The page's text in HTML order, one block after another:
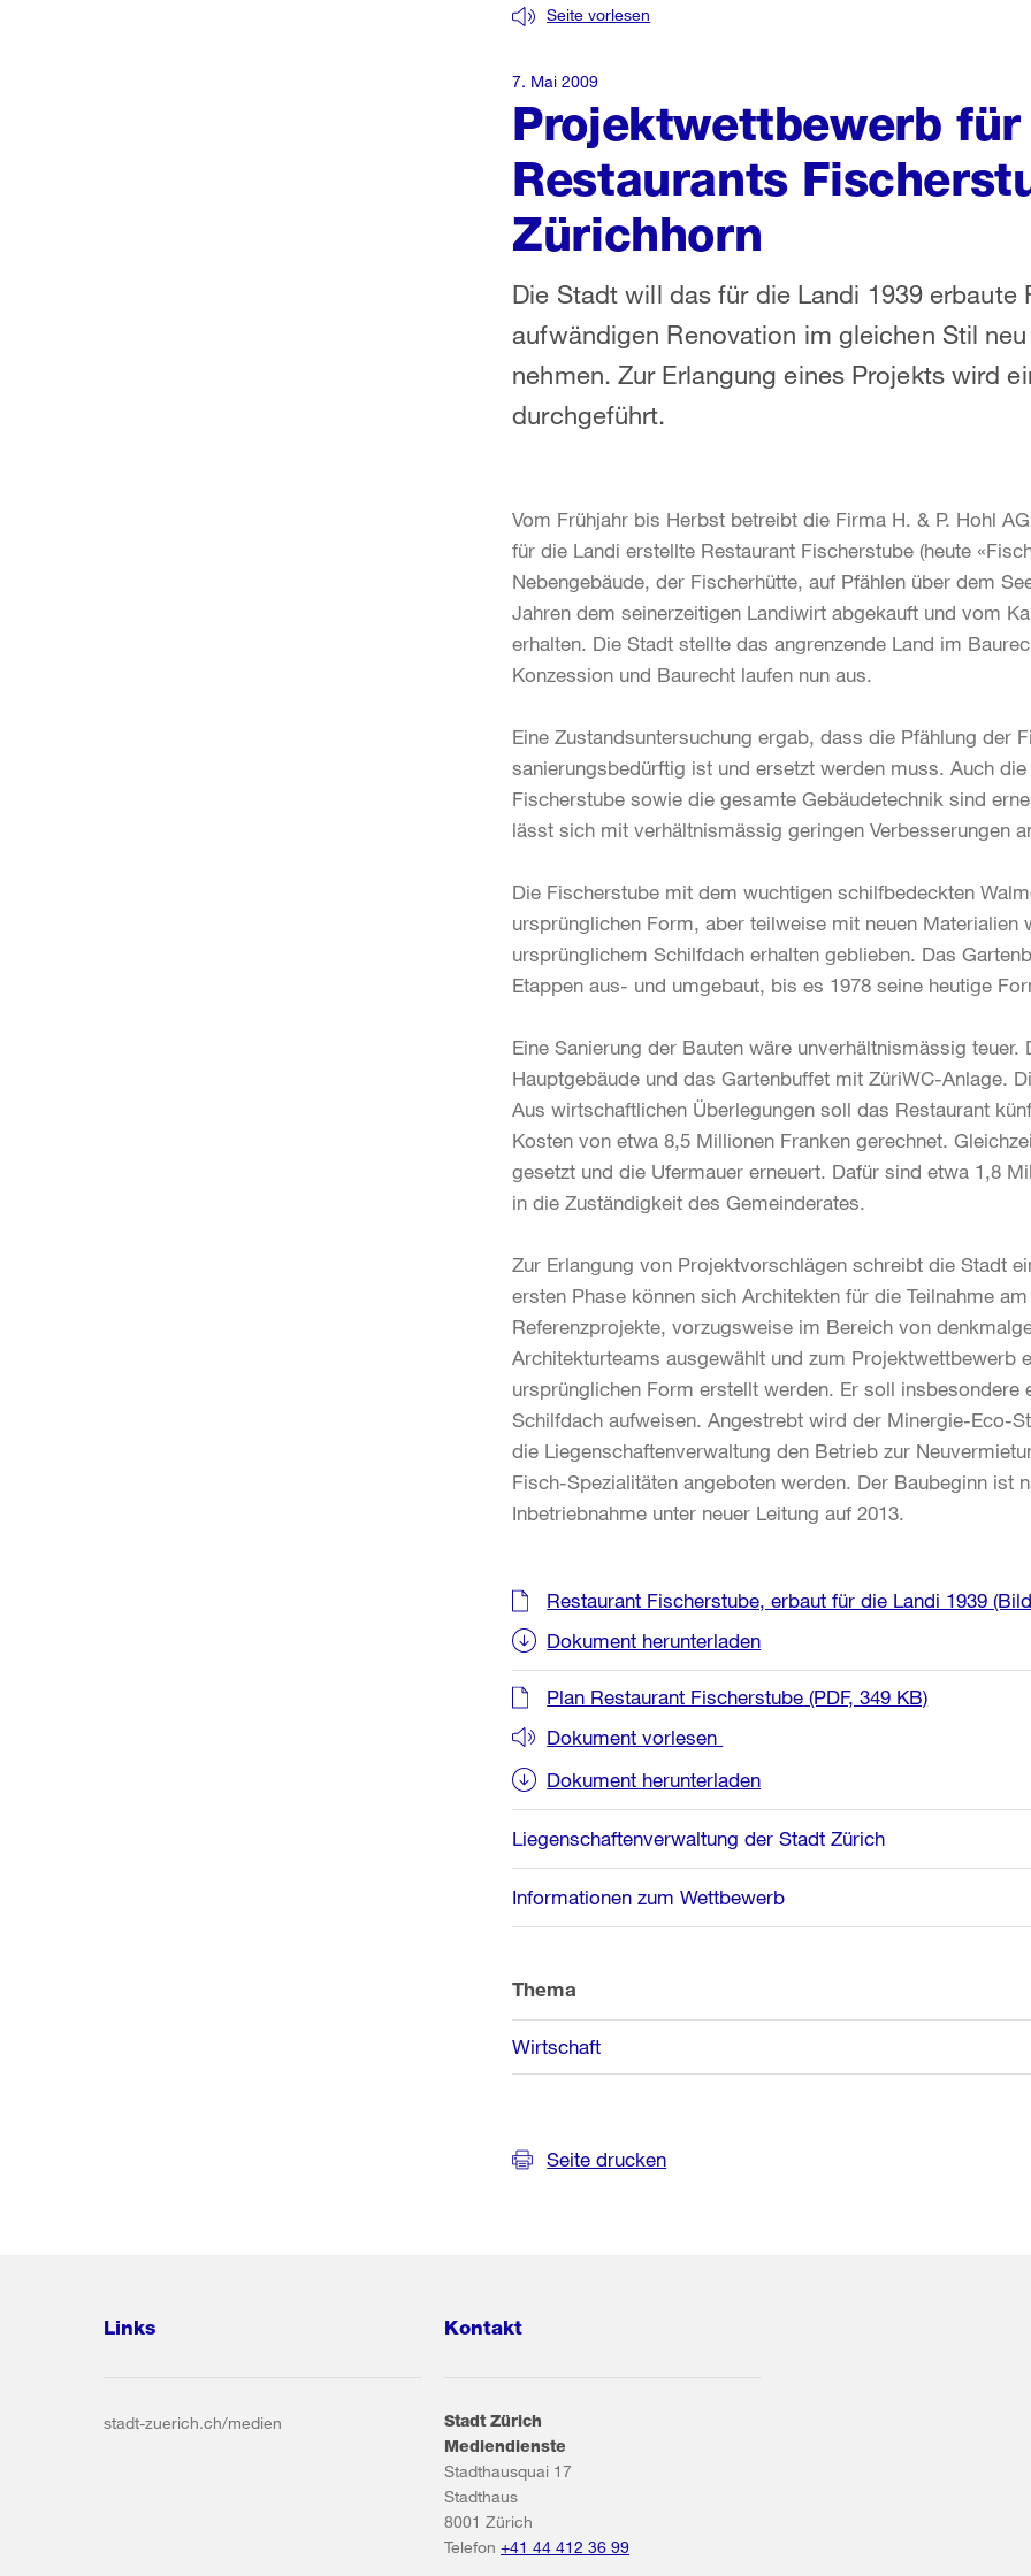
Projektwettbewerb für
Restaurants
Zürichhorn
Seite vorlesen
Die Stadt will das für die Landi 1939 erbaute
aufwändigen Renovation im gleichen Stil
nehmen. Zur Erlangung eines Projekts wird
durchgeführt.
7. Mai 2009
Vom Frühjahr bis Herbst betreibt die Firma H. & P. Hohl
für die Landi erstellte Restaurant Fischerstube (heute
Nebengebäude, der Fischerhütte, auf Pfählen über dem
Jahren dem seinerzeitigen Landiwirt abgekauft und vom
erhalten. Die Stadt stellte das angrenzende Land im
Konzession und Baurecht laufen nun aus.
Eine Zustandsuntersuchung ergab, dass die Pfählung der
sanierungsbedürftig ist und ersetzt werden muss. Auch
Fischerstube sowie die gesamte Gebäudetechnik sind
lässt sich mit verhältnismässig geringen Verbesserungen
Die Fischerstube mit dem wuchtigen schilfbedeckten
ursprünglichen Form, aber teilweise mit neuen
ursprünglichem Schilfdach erhalten geblieben. Das
Etappen aus- und umgebaut, bis es 1978 seine heutige
Eine Sanierung der Bauten wäre unverhältnismässig
Hauptgebäude und das Gartenbuffet mit ZüriWC-Anlage.
Aus wirtschaftlichen Überlegungen soll das Restaurant
Kosten von etwa 8,5 Millionen Franken gerechnet.
gesetzt und die Ufermauer erneuert. Dafür sind etwa 1,8
in die Zuständigkeit des Gemeinderates.
Zur Erlangung von Projektvorschlägen schreibt die Stadt
ersten Phase können sich Architekten für die Teilnahme
Referenzprojekte, vorzugsweise im Bereich von
Architekturteams ausgewählt und zum Projektwettbewerb
ursprünglichen Form erstellt werden. Er soll insbesondere
Schilfdach aufweisen. Angestrebt wird der Minergie-
die Liegenschaftenverwaltung den Betrieb zur
Fisch-Spezialitäten angeboten werden. Der Baubeginn ist
Inbetriebnahme unter neuer Leitung auf 2013.
Weitere
Informationen
Restaurant Fischerstube, erbaut für die Landi 1939
Dokument herunterladen
Plan Restaurant Fischerstube (PDF, 349 KB)
Dokument vorlesen
Dokument herunterladen
Liegenschaftenverwaltung der Stadt Zürich
Informationen zum Wettbewerb
Thema
Wirtschaft
Seite drucken
Links
stadt-zuerich.ch/medien
Kontakt
Stadt Zürich
Mediendienste
Stadthausquai 17
Stadthaus
8001 Zürich
Telefon +41 44 412 36 99